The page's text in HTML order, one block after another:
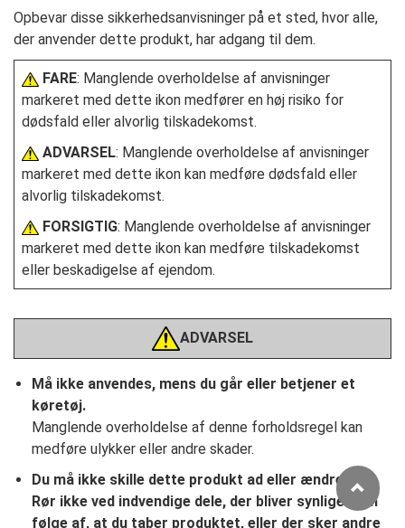
Opbevar disse sikkerhedsanvisninger på et sted, hvor alle,
der anvender dette produkt, har adgang til dem.
FARE: Manglende overholdelse af anvisninger
markeret med dette ikon medfører en høj risiko for
dødsfald eller alvorlig tilskadekomst.
ADVARSEL: Manglende overholdelse af anvisninger
markeret med dette ikon kan medføre dødsfald eller
alvorlig tilskadekomst.
FORSIGTIG: Manglende overholdelse af anvisninger
markeret med dette ikon kan medføre tilskadekomst
eller beskadigelse af ejendom.
ADVARSEL
Må ikke anvendes, mens du går eller betjener et
køretøj.
Manglende overholdelse af denne forholdsregel kan
medføre ulykker eller andre skader.
Du må ikke skille dette produkt ad eller ændre det.
Rør ikke ved indvendige dele, der bliver synlige som
følge af, at du taber produktet, eller der sker andre